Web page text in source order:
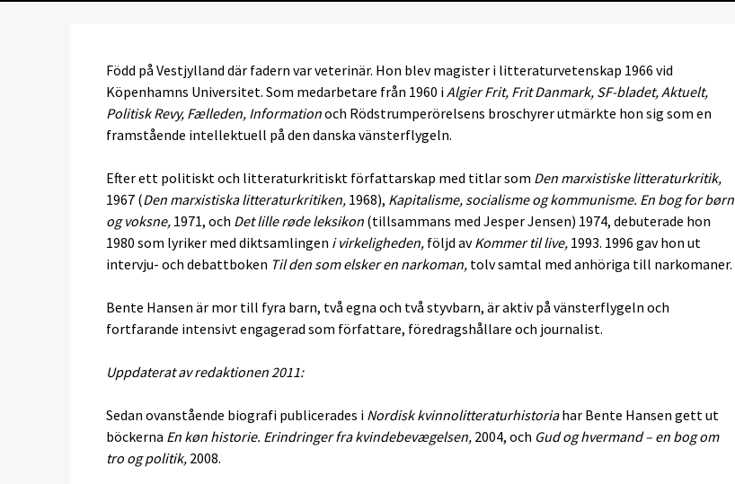
Född på Vestjylland där fadern var veterinär. Hon blev magister i litteraturvetenskap 1966 vid
Köpenhamns Universitet. Som medarbetare från 1960 iAlgier Frit, Frit Danmark, SF-bladet, Aktuelt,
Politisk Revy, Fælleden, Informationoch Rödstrumperörelsens broschyrer utmärkte hon sig som en
framstående intellektuell på den danska vänsterflygeln.
Efter ett politiskt och litteraturkritiskt författarskap med titlar som Den marxistiske litteraturkritik,
1967 (Den marxistiska litteraturkritiken, 1968), Kapitalisme, socialisme og kommunisme. En bog for børn
og voksne, 1971, och Det lille røde leksikon (tillsammans med Jesper Jensen) 1974, debuterade hon
1980 som lyriker med diktsamlingen i virkeligheden, följd avKommer til live, 1993. 1996 gav hon ut
intervju- och debattboken Til den som elsker en narkoman, tolv samtal med anhöriga till narkomaner.
Bente Hansen är mor till fyra barn, två egna och två styvbarn, är aktiv på vänsterflygeln och
fortfarande intensivt engagerad som författare, föredragshållare och journalist.
Uppdaterat av redaktionen 2011:
Sedan ovanstående biografi publicerades i Nordisk kvinnolitteraturhistoriahar Bente Hansen gett ut
böckerna En køn historie. Erindringer fra kvindebevægelsen, 2004, och Gud og hvermand – en bog om
tro og politik, 2008.